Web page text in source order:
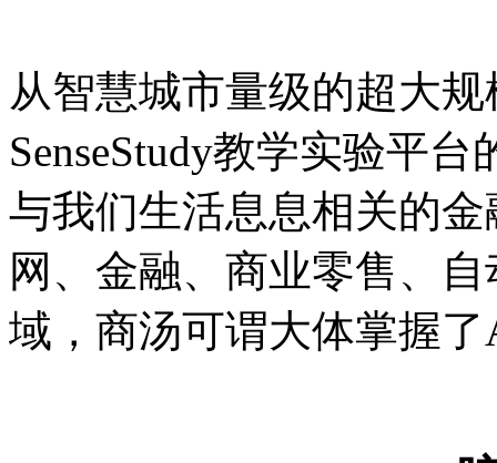
从智慧城市量级的超大
SenseStudy教学实验平
与我们生活息息相关的
网、金融、商业零售、
域，商汤可谓大体掌握